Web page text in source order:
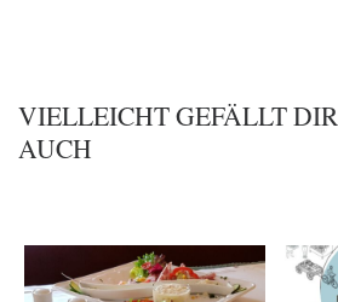
VIELLEICHT GEFÄLLT DIR
AUCH